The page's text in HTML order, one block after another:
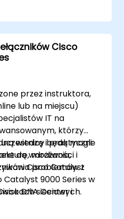
dostępu (ACL), VPN i
bezpieczeństwa, aby
dostępowi i
egzaminu
Routing &
Cisco
przez instruktora,
lub na miejscu)
IT na
którzy
wiedzę i praktyczne
do wdrażania,
problemów z
Catalyst 9000 Series w
sieciowych.
będą mogli:
możliwości i
Cisco Catalyst
DNA Center i